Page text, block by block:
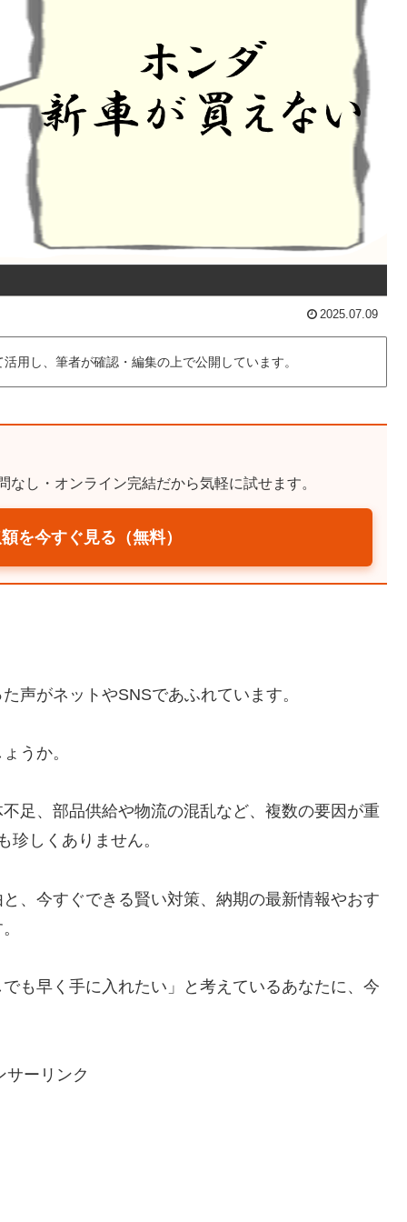
2025.07.09
用し、筆者が確認・編集の上で公開しています。
し・オンライン完結だから気軽に試せます。
を今すぐ見る（無料）
声がネットやSNSであふれています。
うか。
足、部品供給や物流の混乱など、複数の要因が重
しくありません。
、今すぐできる賢い対策、納期の最新情報やおす
も早く手に入れたい」と考えているあなたに、今
サーリンク